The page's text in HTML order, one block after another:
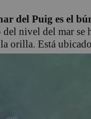
del Puig es el
nivel del mar se
orilla. Está